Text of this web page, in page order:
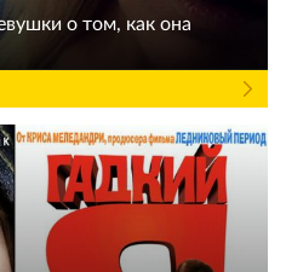
о том, как она